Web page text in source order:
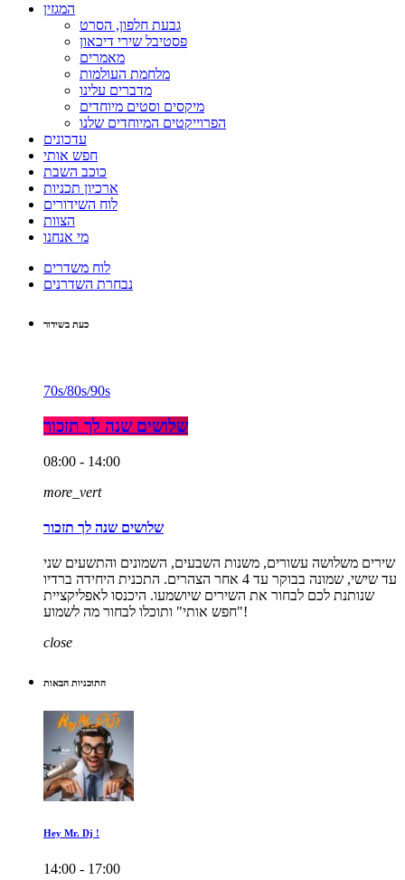
המגזין
גבעת חלפון, הסרט
פסטיבל שירי דיכאון
מאמרים
מלחמת העולמות
מדברים עלינו
מיקסים וסטים מיוחדים
הפרוייקטים המיוחדים שלנו
עדכונים
חפש אותי
כוכב השבת
ארכיון תכניות
לוח השידורים
הצוות
מי אנחנו
לוח משדרים
נבחרת השדרנים
כעת בשידור
70s/80s/90s
שלושים שנה לך תזכור
08:00 - 14:00
more_vert
שלושים שנה לך תזכור
שירים משלושה עשורים, משנות השבעים, השמונים והתשעים שני
עד שישי, שמונה בבוקר עד 4 אחר הצהרים. התכנית היחידה ברדיו
שנותנת לכם לבחור את השירים שיושמעו. היכנסו לאפליקציית
"חפש אותי" ותוכלו לבחור מה לשמוע!
close
התוכניות הבאות
Hey Mr. Dj !
14:00 - 17:00